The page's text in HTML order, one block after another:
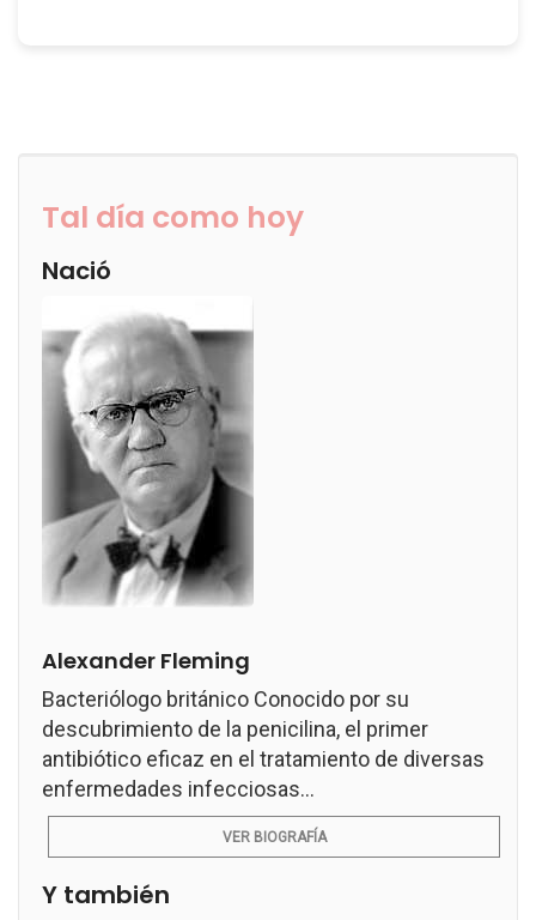
Tal día como hoy
Nació
Alexander Fleming
Bacteriólogo británico Conocido por su
descubrimiento de la penicilina, el primer
antibiótico eficaz en el tratamiento de diversas
enfermedades infecciosas...
VER BIOGRAFÍA
Y también